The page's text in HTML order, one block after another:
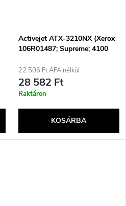
Activejet ATX-3210NX (Xerox
106R01487; Supreme; 4100
22 506 Ft ÁFA nélkül
28 582 Ft
Raktáron
KOSÁRBA